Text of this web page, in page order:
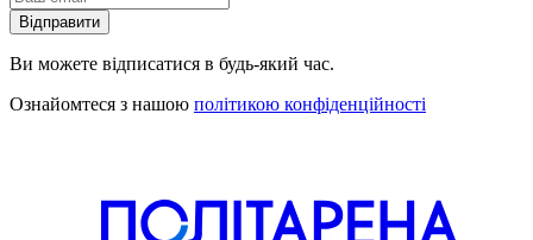
Відправити
Ви можете відписатися в будь-який час.
Ознайомтеся з нашою політикою конфіденційності